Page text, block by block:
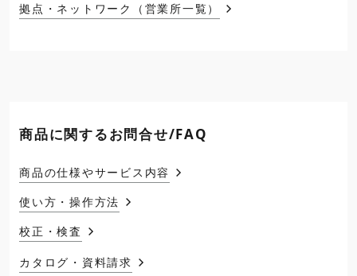
拠点・ネットワーク（営業所一覧）
商品に関するお問合せ/FAQ
商品の仕様やサービス内容
使い方・操作方法
校正・検査
カタログ・資料請求